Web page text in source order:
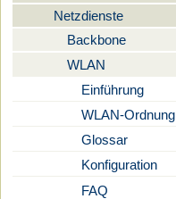
Netzdienste
Backbone
WLAN
Einführung
WLAN-Ordnung
Glossar
Konfiguration
FAQ